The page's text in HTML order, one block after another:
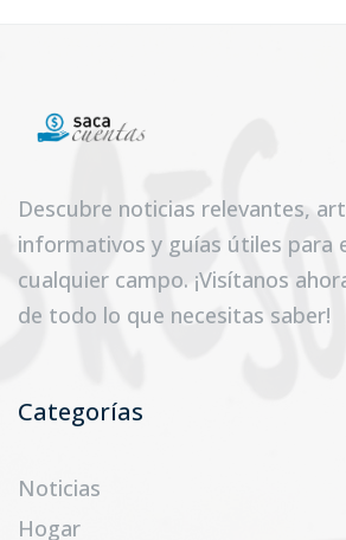
Descubre noticias relevantes,
informativos y guías útiles para
cualquier campo. ¡Visítanos
de todo lo que necesitas saber!
Categorías
Noticias
Hogar